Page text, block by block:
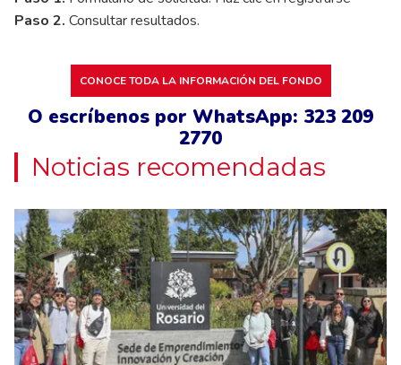
Paso 2. Consultar resultados.
CONOCE TODA LA INFORMACIÓN DEL FONDO
O escríbenos por WhatsApp: 323 209
2770
Noticias recomendadas